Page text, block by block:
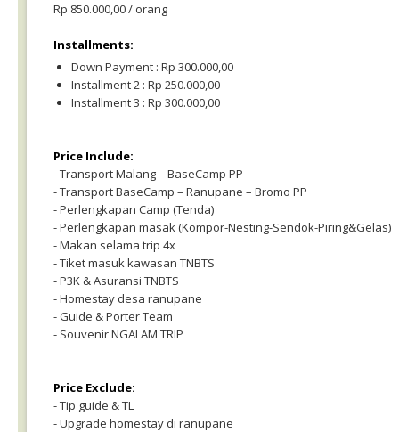
Rp 850.000,00 / orang
Installments:
Down Payment : Rp 300.000,00
Installment 2 : Rp 250.000,00
Installment 3 : Rp 300.000,00
Price Include:
- Transport Malang – BaseCamp PP
- Transport BaseCamp – Ranupane – Bromo PP
- Perlengkapan Camp (Tenda)
- Perlengkapan masak (Kompor-Nesting-Sendok-Piring&Gelas)
- Makan selama trip 4x
- Tiket masuk kawasan TNBTS
- P3K & Asuransi TNBTS
- Homestay desa ranupane
- Guide & Porter Team
- Souvenir NGALAM TRIP
Price Exclude:
- Tip guide & TL
- Upgrade homestay di ranupane